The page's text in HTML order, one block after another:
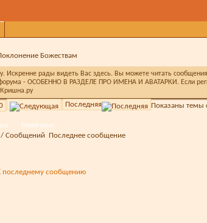
Навигация
Божествам
рады видеть Вас здесь. Вы можете читать сообщения
- ОСОБЕННО В РАЗДЕЛЕ ПРО ИМЕНА И АВАТАРКИ. Если
Последняя
Показаны темы
/ Сообщений Последнее сообщение